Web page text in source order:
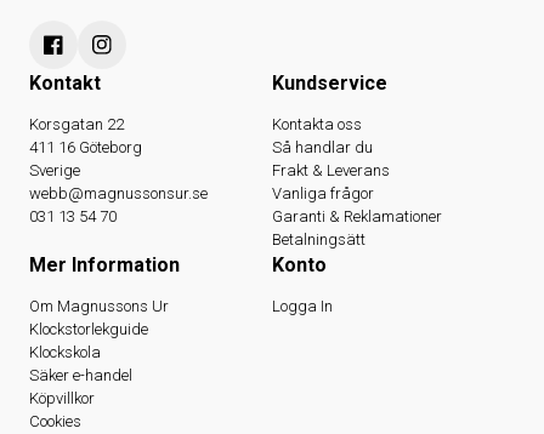
Kontakt
Korsgatan 22
411 16 Göteborg
Sverige
webb@magnussonsur.se
031 13 54 70
Kundservice
Kontakta oss
Så handlar du
Frakt & Leverans
Vanliga frågor
Garanti & Reklamationer
Betalningsätt
Mer Information
Om Magnussons Ur
Klockstorlekguide
Klockskola
Säker e-handel
Köpvillkor
Cookies
Konto
Logga In